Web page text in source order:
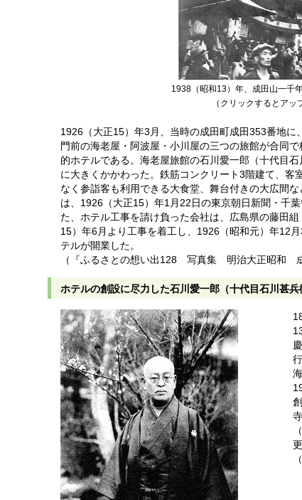
1938（昭和13）年、成田山一千
（クリックするとアッ
1926（大正15）年3月、当時の成田町成田353番地
門前の海老屋・阿波屋・小川屋の三つの旅館が合同
的ホテルである。海老屋旅館の石川愛一郎（十代目
に大きくかかわった。鉄筋コンクリート3階建て、
なく参詣客も利用できる大食堂、舞台付きの大広間
は、1926（大正15）年1月22日の東京朝日新聞・千
た、ホテル工事を請け負った会社は、広島県の藤田
15）年6月より工事を着工し、1926（昭和元）年12
テルが開業した。
（『ふるさとの想い出128 写真集 明治大正昭和 成
ホテルの創設に尽力した石川愛一郎（十代目石川甚兵